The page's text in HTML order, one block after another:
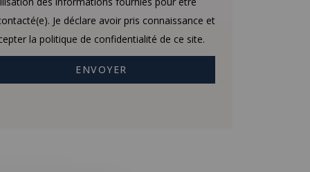
Je déclare avoir pris connaissance et
la politique de confidentialité de ce site.
ENVOYER